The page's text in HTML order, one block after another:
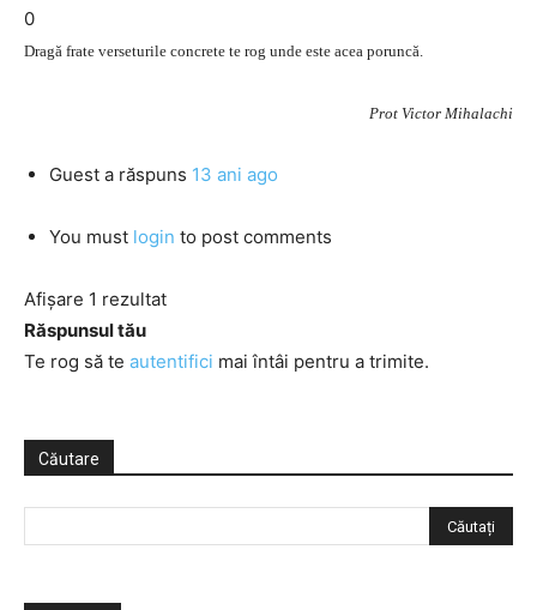
0
Dragă frate verseturile concrete te rog unde este acea poruncă.
Prot Victor Mihalachi
Guest a răspuns 13 ani ago
You must login to post comments
Afișare 1 rezultat
Răspunsul tău
Te rog să te autentifici mai întâi pentru a trimite.
Căutare